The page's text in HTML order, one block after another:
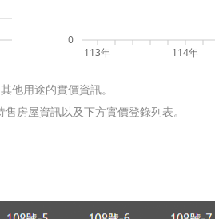
0
113年 114年
他用途的實價資訊。
房屋資訊以及下方實價登錄列表。